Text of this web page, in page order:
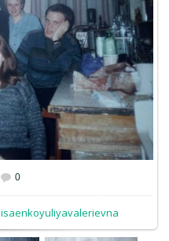
0
isaenkoyuliyavalerievna